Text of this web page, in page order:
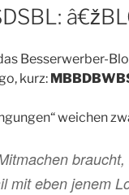
Besserwerber-
kurz:
weichen
mit eben jenem